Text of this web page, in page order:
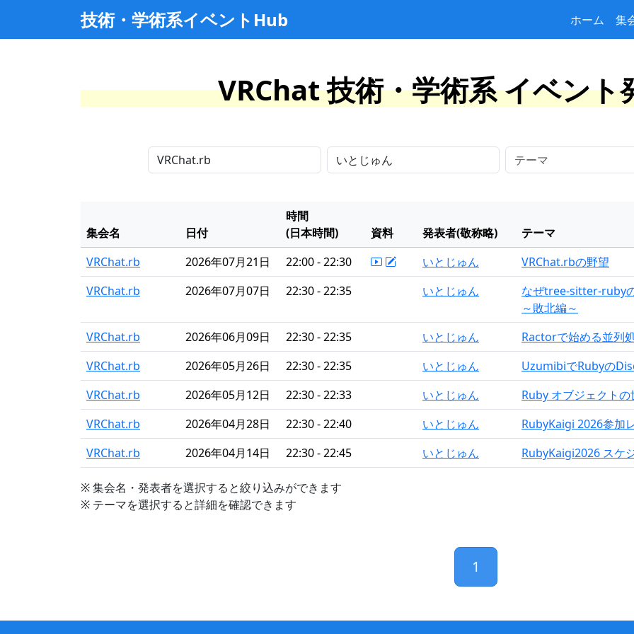
技術・学術系イベントHub ホーム 集
VRChat 技術・学術系 イベント
集会名 日付
時間
(日本時間)
資料 発表者(敬称略)
テーマ
VRChat.rb
2026年07月21日 22:00 - 22:30 いとじゅん
VRChat.rbの野望
VRChat.rb
2026年07月07日 22:30 - 22:35 いとじゅん
なぜtree-sitter-ruby
～敗北編～
VRChat.rb
2026年06月09日 22:30 - 22:35 いとじゅん
Ractorで始める並列
VRChat.rb
2026年05月26日 22:30 - 22:35 いとじゅん
UzumibiでRubyの
VRChat.rb
2026年05月12日 22:30 - 22:33 いとじゅん
Ruby オブジェクトの
VRChat.rb
2026年04月28日 22:30 - 22:40 いとじゅん
RubyKaigi 2026参加
VRChat.rb
2026年04月14日 22:30 - 22:45 いとじゅん RubyKaigi2026 スケ
※ 集会名・発表者を選択すると絞り込みができます
※ テーマを選択すると詳細を確認できます
1